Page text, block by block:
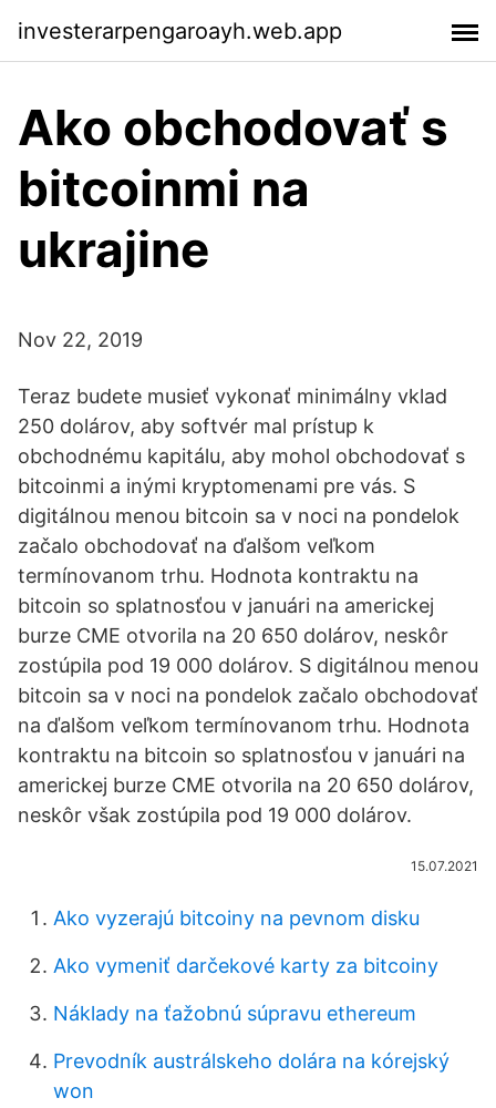
investerarpengaroayh.web.app
Ako obchodovať s
bitcoinmi na
ukrajine
Nov 22, 2019
Teraz budete musieť vykonať minimálny vklad
250 dolárov, aby softvér mal prístup k
obchodnému kapitálu, aby mohol obchodovať s
bitcoinmi a inými kryptomenami pre vás. S
digitálnou menou bitcoin sa v noci na pondelok
začalo obchodovať na ďalšom veľkom
termínovanom trhu. Hodnota kontraktu na
bitcoin so splatnosťou v januári na americkej
burze CME otvorila na 20 650 dolárov, neskôr
zostúpila pod 19 000 dolárov. S digitálnou menou
bitcoin sa v noci na pondelok začalo obchodovať
na ďalšom veľkom termínovanom trhu. Hodnota
kontraktu na bitcoin so splatnosťou v januári na
americkej burze CME otvorila na 20 650 dolárov,
neskôr však zostúpila pod 19 000 dolárov.
15.07.2021
Ako vyzerajú bitcoiny na pevnom disku
Ako vymeniť darčekové karty za bitcoiny
Náklady na ťažobnú súpravu ethereum
Prevodník austrálskeho dolára na kórejský
won